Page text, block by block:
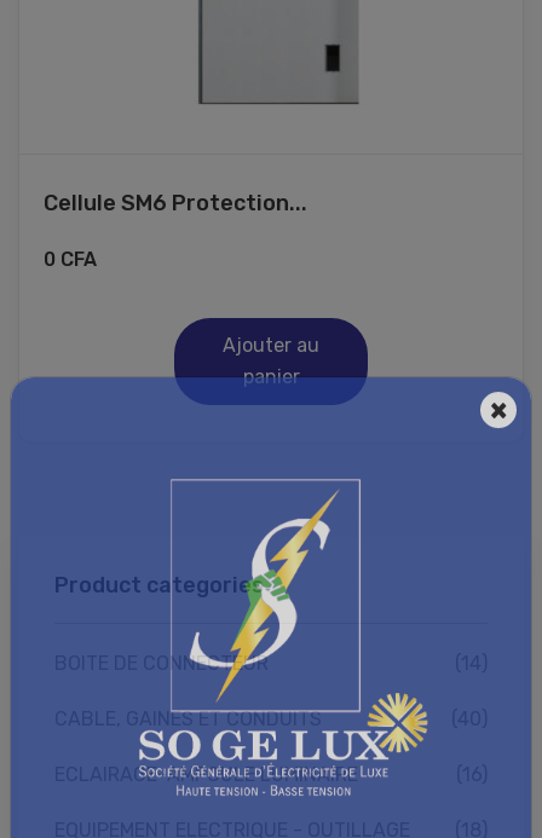
Product categories
BOITE DE CONNECTEUR
CABLE, GAINES ET CONDUITS
ECLAIRAGE-AMPOULE LUMINAIRE
Cellule SM6 Protection...
0 CFA
Ajouter au
panier